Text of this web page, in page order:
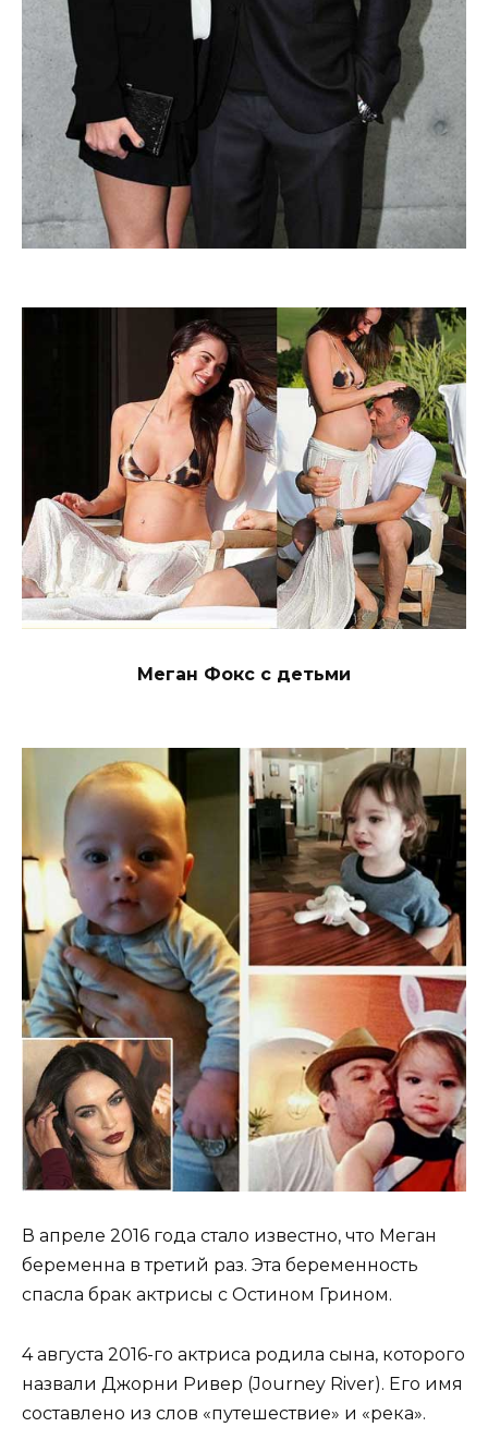
Меган Фокс с детьми
В апреле 2016 года стало известно, что Меган
беременна в третий раз. Эта беременность
спасла брак актрисы с Остином Грином.
4 августа 2016-го актриса родила сына, которого
назвали Джорни Ривер (Journey River). Его имя
составлено из слов «путешествие» и «река».